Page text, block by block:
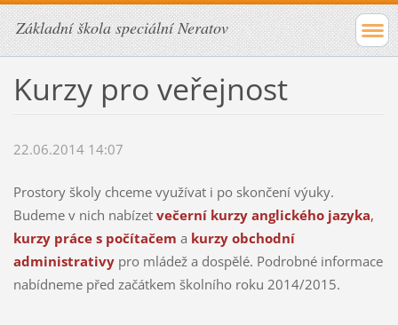
Základní škola speciální Neratov
Kurzy pro veřejnost
22.06.2014 14:07
Prostory školy chceme využívat i po skončení výuky.
Budeme v nich nabízet večerní kurzy anglického jazyka,
kurzy práce s počítačem a kurzy obchodní
administrativy pro mládež a dospělé. Podrobné informace
nabídneme před začátkem školního roku 2014/2015.